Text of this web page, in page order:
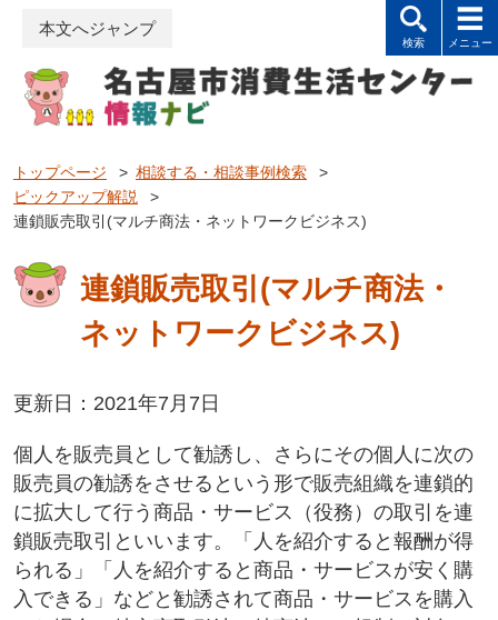
本文へジャンプ
トップページ > 相談する・相談事例検索
>
ピックアップ解説
>
連鎖販売取引(マルチ商法・ネットワークビジネス)
連鎖販売取引(マルチ商法・
ネットワークビジネス)
更新日：2021年7月7日
個人を販売員として勧誘し、さらにその個人に次の
販売員の勧誘をさせるという形で販売組織を連鎖的
に拡大して行う商品・サービス（役務）の取引を連
鎖販売取引といいます。「人を紹介すると報酬が得
られる」「人を紹介すると商品・サービスが安く購
入できる」などと勧誘されて商品・サービスを購入